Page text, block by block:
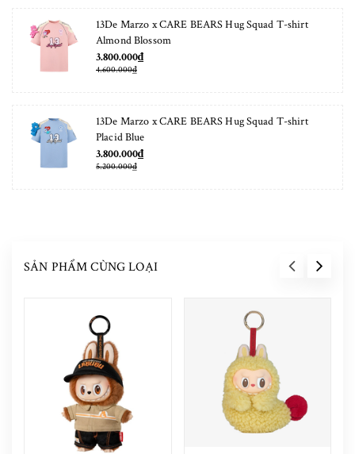
13De Marzo x CARE BEARS Hug Squad T-shirt
Almond Blossom
3.800.000₫
4.600.000₫
13De Marzo x CARE BEARS Hug Squad T-shirt
Placid Blue
3.800.000₫
5.200.000₫
SẢN PHẨM CÙNG LOẠI